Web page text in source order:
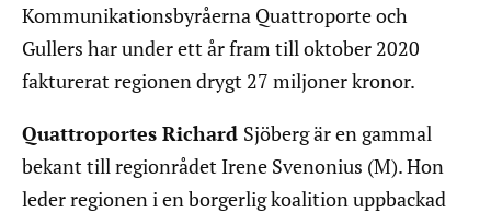
Kommunikationsbyråerna Quattroporte och
Gullers har under ett år fram till oktober 2020
fakturerat regionen drygt 27 miljoner kronor.
Quattroportes Richard Sjöberg är en gammal
bekant till regionrådet Irene Svenonius (M). Hon
leder regionen i en borgerlig koalition uppbackad